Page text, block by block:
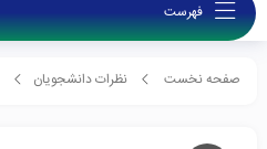
فهرست
صفحه نخست نظرات دانشجویان